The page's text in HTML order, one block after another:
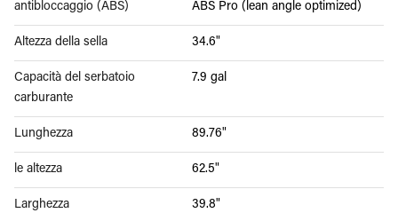
antibloccaggio (ABS)
ABS Pro (lean angle optimized)
Altezza della sella 34.6"
Capacità del serbatoio
carburante
7.9 gal
Lunghezza 89.76"
le altezza 62.5"
Larghezza 39.8"